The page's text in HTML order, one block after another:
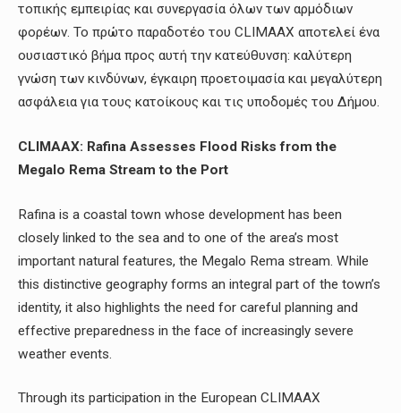
τοπικής εμπειρίας και συνεργασία όλων των αρμόδιων
φορέων. Το πρώτο παραδοτέο του CLIMAAX αποτελεί ένα
ουσιαστικό βήμα προς αυτή την κατεύθυνση: καλύτερη
γνώση των κινδύνων, έγκαιρη προετοιμασία και μεγαλύτερη
ασφάλεια για τους κατοίκους και τις υποδομές του Δήμου.
CLIMAAX: Rafina Assesses Flood Risks from the
Megalo Rema Stream to the Port
Rafina is a coastal town whose development has been
closely linked to the sea and to one of the area’s most
important natural features, the Megalo Rema stream. While
this distinctive geography forms an integral part of the town’s
identity, it also highlights the need for careful planning and
effective preparedness in the face of increasingly severe
weather events.
Through its participation in the European CLIMAAX